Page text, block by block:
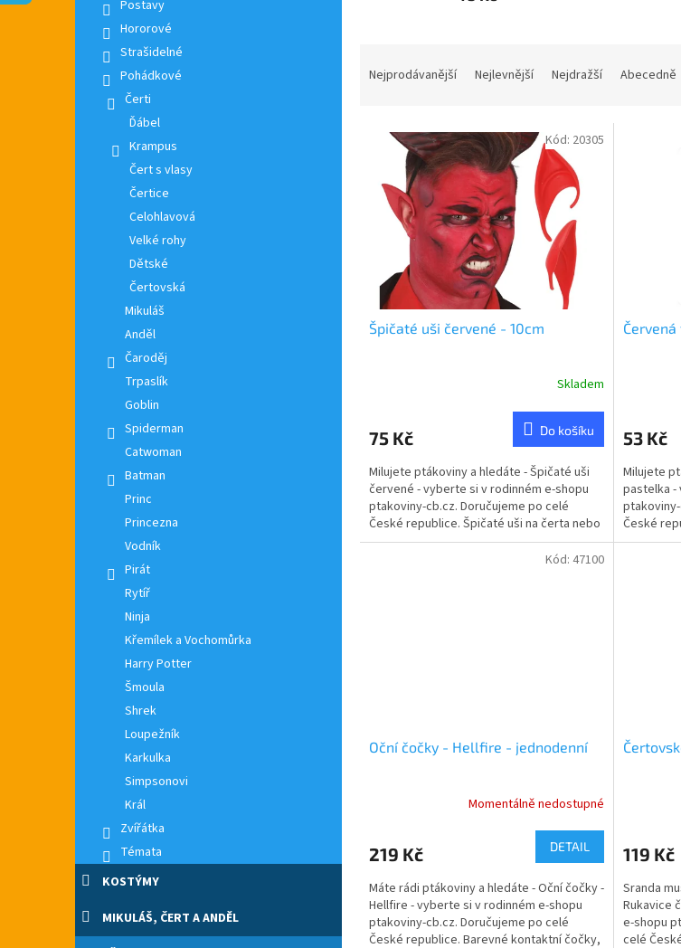
Postavy
Hororové
Strašidelné
Pohádkové
Čerti
Ďábel
Krampus
Čert s vlasy
Čertice
Celohlavová
Velké rohy
Dětské
Čertovská
Mikuláš
Anděl
Čaroděj
Trpaslík
Goblin
Spiderman
Catwoman
Batman
Princ
Princezna
Vodník
Pirát
Rytíř
Ninja
Křemílek a Vochomůrka
Harry Potter
Šmoula
Shrek
Loupežník
Karkulka
Simpsonovi
Král
Zvířátka
Témata
KOSTÝMY
MIKULÁŠ, ČERT A ANDĚL
Nejprodávanější Nejlevnější Nejdražší Abecedně
Špičaté uši červené - 10cm
Skladem
75 Kč Do košíku
Milujete ptákoviny a hledáte - Špičaté uši
červené - vyberte si v rodinném e-shopu
ptakoviny-cb.cz. Doručujeme po celé
České republice. Špičaté uši na čerta nebo
elfa se...
Kód: 20305
53 Kč
Milujete
pastelka -
České
červená.
Oční čočky - Hellfire - jednodenní
Momentálně nedostupné
219 Kč DETAIL
Máte rádi ptákoviny a hledáte - Oční čočky -
Hellfire - vyberte si v rodinném e-shopu
ptakoviny-cb.cz. Doručujeme po celé
České republice. Barevné kontaktní čočky,
Kód: 47100
119 Kč
Sranda
Rukavice
e-shopu
celé